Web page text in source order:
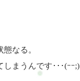
なる。
まうんです･･･(ｰｰ;)